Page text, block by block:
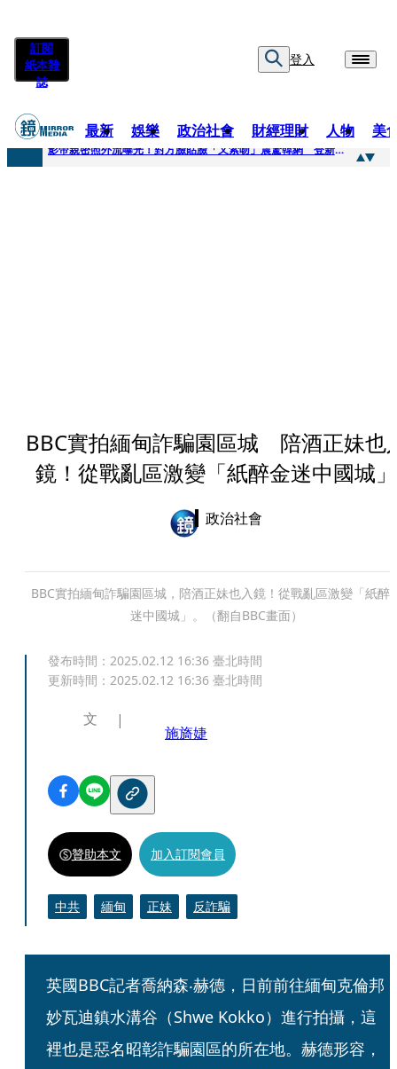
訂閱
紙本雜
誌
登入
最新 娛樂 政治社會 財經理財 人物 美
快訊
影帝親密照外流曝光！對方臉貼臉「又索吻」震驚韓網 登新聞熱搜第一
BBC實拍緬甸詐騙園區城 陪酒正妹也
鏡！從戰亂區激變「紙醉金迷中國城」
政治社會
BBC實拍緬甸詐騙園區城，陪酒正妹也入鏡！從戰亂區激變「紙醉
迷中國城」。（翻自BBC畫面）
發布時間： 2025.02.12 16:36 臺北時間
更新時間： 2025.02.12 16:36 臺北時間
文
施旖婕
贊助本文 加入訂閱會員
中共 緬甸 正妹 反詐騙
英國BBC記者喬納森‧赫德，日前前往緬甸克倫邦
妙瓦迪鎮水溝谷（Shwe Kokko）進行拍攝，這
裡也是惡名昭彰詐騙園區的所在地。赫德形容，